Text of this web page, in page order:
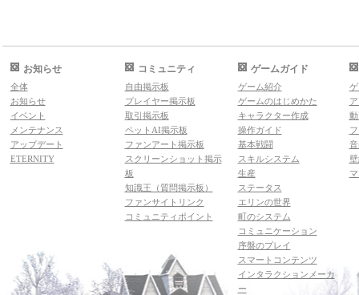
お知らせ
全体
お知らせ
イベント
メンテナンス
アップデート
ETERNITY
コミュニティ
自由掲示板
プレイヤー掲示板
取引掲示板
ペットAI掲示板
ファンアート掲示板
スクリーンショット掲示
板
知識王（質問掲示板）
ファンサイトリンク
コミュニティポイント
ゲームガイド
ゲーム紹介
ゲームのはじめかた
キャラクター作成
操作ガイド
基本戦闘
スキルシステム
生産
ステータス
エリンの世界
町のシステム
コミュニケーション
序盤のプレイ
スマートコンテンツ
インタラクションメーカ
ー